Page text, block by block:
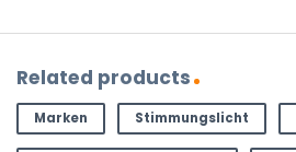
Related products
Marken Stimmungslicht